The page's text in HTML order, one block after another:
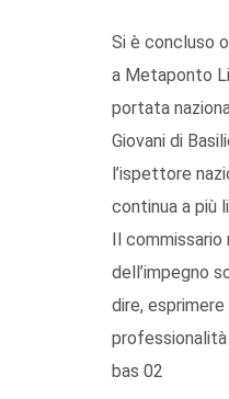
Si è concluso
a Metaponto
portata
Giovani di
l’ispettore
continua a più
Il commissario
dell’impegno
dire,
professionalità
bas 02